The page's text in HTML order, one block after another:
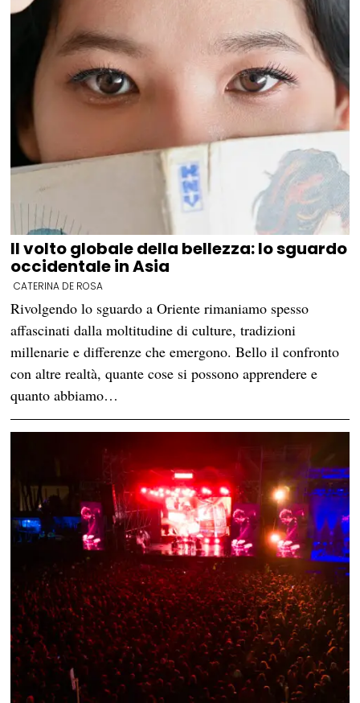
Il volto globale della bellezza: lo sguardo
occidentale in Asia
CATERINA DE ROSA
Rivolgendo lo sguardo a Oriente rimaniamo spesso
affascinati dalla moltitudine di culture, tradizioni
millenarie e differenze che emergono. Bello il confronto
con altre realtà, quante cose si possono apprendere e
quanto abbiamo…